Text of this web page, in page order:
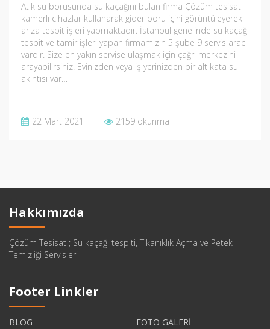
Atık su borusunda su kaçağını bulan firma Çözüm tesisat
kamerlı cihazlar kullanarak gider boru içini görüntüleyerek
arıza tespit işleri yapmaktadır. İstanbul genelinde su kaçağı
tespit ve tamir işleri yapan firmamızın 5 şube 9 servis aracı
vardır. Size en yakın servise ulaşmak için çağrı merkezini
arayabilirsiniz. Evinizden veya iş yerinizden bir alt kata su
akıntısı var…
22 Mart 2021 2159 okunma
Hakkımızda
Çözüm Tesisat ; Su kaçağı tespiti, Tıkanıklık Açma ve Petek
Temizliği Servisleri
Footer Linkler
BLOG FOTO GALERİ